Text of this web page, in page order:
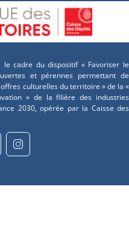
le cadre du dispositif « Favoriser le
et pérennes permettant de
culturelles du territoire » de la «
» de la filière des industries
2030, opérée par la Caisse des